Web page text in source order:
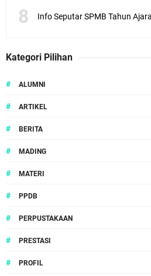
Kategori Pilihan
# ALUMNI
# ARTIKEL
# BERITA
# MADING
# MATERI
# PPDB
# PERPUSTAKAAN
# PRESTASI
# PROFIL